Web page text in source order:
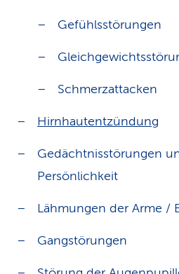
Gefühlsstörungen
Schmerzattacken
Hirnhautentzündung
Gedächtnisstörungen
Persönlichkeit
Lähmungen der Arme /
Gangstörungen